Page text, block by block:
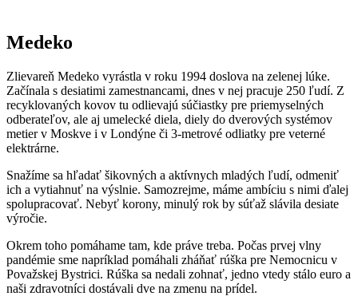
Medeko
Zlievareň Medeko vyrástla v roku 1994 doslova na zelenej lúke.
Začínala s desiatimi zamestnancami, dnes v nej pracuje 250 ľudí. Z
recyklovaných kovov tu odlievajú súčiastky pre priemyselných
odberateľov, ale aj umelecké diela, diely do dverových systémov
metier v Moskve i v Londýne či 3-metrové odliatky pre veterné
elektrárne.
Snažíme sa hľadať šikovných a aktívnych mladých ľudí, odmeniť
ich a vytiahnuť na výslnie. Samozrejme, máme ambíciu s nimi ďalej
spolupracovať. Nebyť korony, minulý rok by súťaž slávila desiate
výročie.
Okrem toho pomáhame tam, kde práve treba. Počas prvej vlny
pandémie sme napríklad pomáhali zháňať rúška pre Nemocnicu v
Považskej Bystrici. Rúška sa nedali zohnať, jedno vtedy stálo euro a
naši zdravotníci dostávali dve na zmenu na prídel.